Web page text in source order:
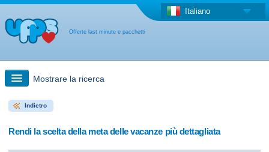
Offerte last minute e pacchetti
Italiano
Mostrare la ricerca
Ricerca rapida
Indietro
Rendi la scelta della meta delle vacanze più dettagliata